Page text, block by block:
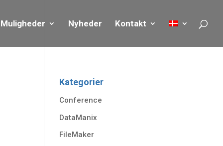
Muligheder Nyheder Kontakt
Kategorier
Conference
DataManix
FileMaker